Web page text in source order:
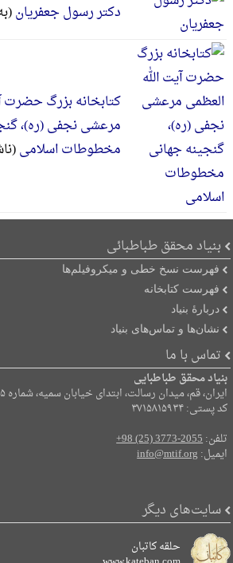
دکتر رسول جعفریان
کتابخانه بزرگ حضرت
مرعشی نجفی (ره)،
مخطوطات اسلامی
بنیاد محقق طباطبائی
فهرست نسخ خطی و میکروفیلم‌ها
فهرست کتابخانه
دربارۀ بنیاد
نشان‌ها و تماس‌های بنیاد
تماس با ما
بنیاد محقق طباطبایی
ایران، قم، میدان رسالت، ابتدای خیابان سمیه، شماره ۱۵.
کد پستی: ۳۷۱۵۸۱۵۹۳۴
تلفن:+98 (25) 3773-2055
ایمیل:info@mtif.org
سایت‌های دیگر
حلقه کاتبان